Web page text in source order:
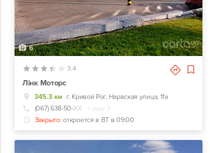
6
3.4
Лінк Моторс
345.3 км г. Кривой Рог, Нарвская улица, 11а
(067) 638-50-ХХ
+ еще 3
Закрыто: откроется в ВТ в 09:00